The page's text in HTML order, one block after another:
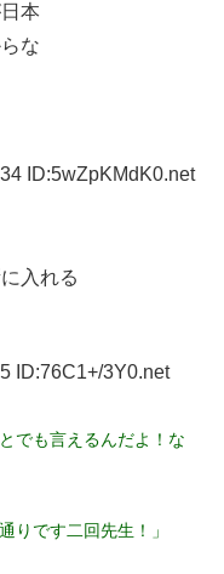
本
な
ID:5wZpKMdK0.net
入れる
ID:76C1+/3Y0.net
でも言えるんだよ！な
りです二回先生！」